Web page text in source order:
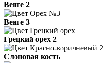
Венге 2
Венге 3
Грецкий орех 2
Слоновая кость